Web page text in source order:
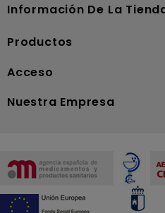
Información De La
Productos
Acceso
Nuestra Empresa